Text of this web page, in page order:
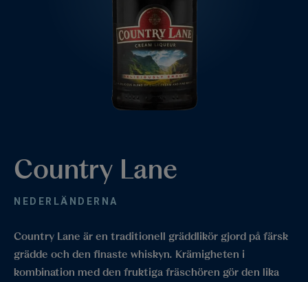
Country Lane
NEDERLÄNDERNA
Country Lane är en traditionell gräddlikör gjord på färsk
grädde och den finaste whiskyn. Krämigheten i
kombination med den fruktiga fräschören gör den lika